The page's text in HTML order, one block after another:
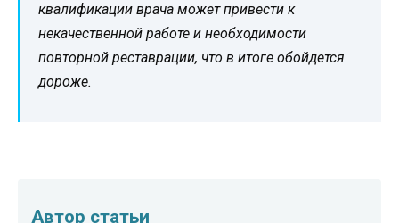
квалификации врача может привести к
некачественной работе и необходимости
повторной реставрации, что в итоге обойдется
дороже.
Автор статьи